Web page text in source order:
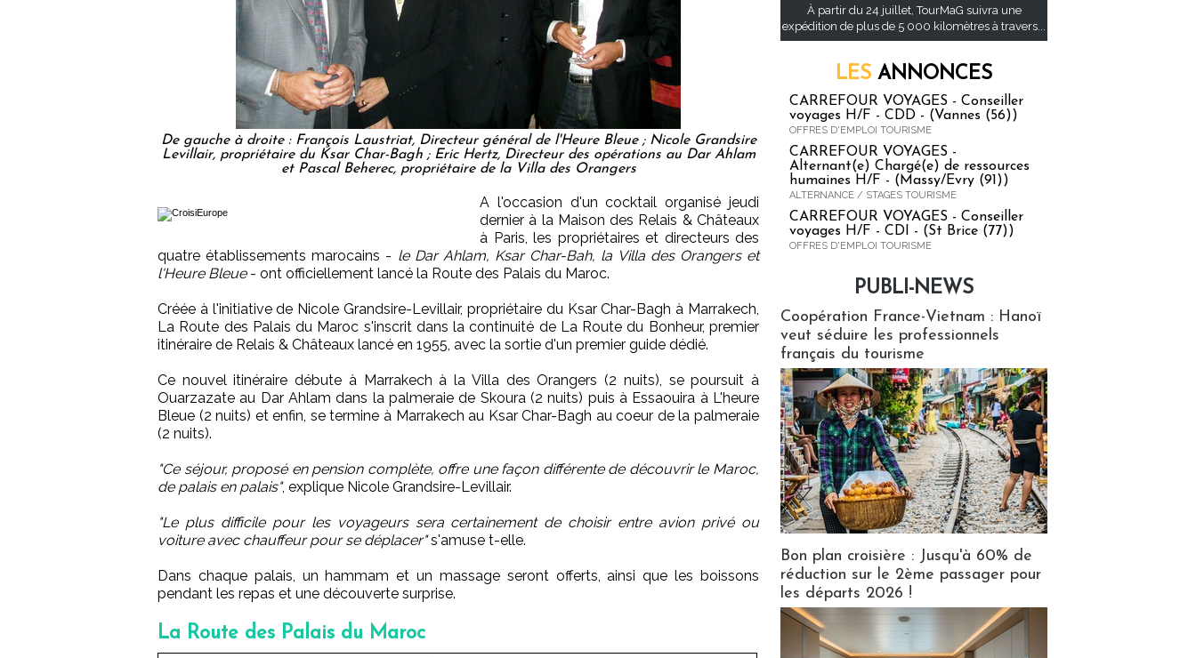
De gauche à droite : François Laustriat, Directeur général de l'Heure Bleue ; Nicole Grandsire
Levillair, propriétaire du Ksar Char-Bagh ; Eric Hertz, Directeur des opérations au Dar Ahlam
et Pascal Beherec, propriétaire de la Villa des Orangers
A l'occasion d'un cocktail organisé jeudi
dernier à la Maison des Relais & Châteaux
à Paris, les propriétaires et directeurs des
quatre établissements marocains - le Dar Ahlam, Ksar Char-Bah, la Villa des Orangers et
l'Heure Bleue- ont officiellement lancé la Route des Palais du Maroc.
Créée à l'initiative de Nicole Grandsire-Levillair, propriétaire du Ksar Char-Bagh à Marrakech,
La Route des Palais du Maroc s'inscrit dans la continuité de La Route du Bonheur, premier
itinéraire de Relais & Châteaux lancé en 1955, avec la sortie d'un premier guide dédié.
Ce nouvel itinéraire débute à Marrakech à la Villa des Orangers (2 nuits), se poursuit à
Ouarzazate au Dar Ahlam dans la palmeraie de Skoura (2 nuits) puis à Essaouira à L'heure
Bleue (2 nuits) et enfin, se termine à Marrakech au Ksar Char-Bagh au coeur de la palmeraie
(2 nuits).
"Ce séjour, proposé en pension complète, offre une façon différente de découvrir le Maroc,
de palais en palais", explique Nicole Grandsire-Levillair.
"Le plus difficile pour les voyageurs sera certainement de choisir entre avion privé ou
voiture avec chauffeur pour se déplacer"s'amuse t-elle.
Dans chaque palais, un hammam et un massage seront offerts, ainsi que les boissons
pendant les repas et une découverte surprise.
La Route des Palais du Maroc
À partir du 24 juillet, TourMaG suivra une
expédition de plus de 5 000 kilomètres à travers...
LES ANNONCES
CARREFOUR VOYAGES - Conseiller
voyages H/F - CDD - (Vannes (56))
OFFRES D'EMPLOI TOURISME
CARREFOUR VOYAGES -
Alternant(e) Chargé(e) de ressources
humaines H/F - (Massy/Evry (91))
ALTERNANCE / STAGES TOURISME
CARREFOUR VOYAGES - Conseiller
voyages H/F - CDI - (St Brice (77))
OFFRES D'EMPLOI TOURISME
PUBLI-NEWS
Coopération France-Vietnam : Hanoï
veut séduire les professionnels
français du tourisme
Bon plan croisière : Jusqu'à 60% de
réduction sur le 2ème passager pour
les départs 2026 !